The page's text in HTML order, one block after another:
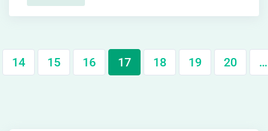
14 15 16 17 18 19 20 …